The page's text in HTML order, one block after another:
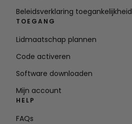
Beleidsverklaring toegankelijkheid
TOEGANG
Lidmaatschap plannen
Code activeren
Software downloaden
Mijn account
HELP
FAQs